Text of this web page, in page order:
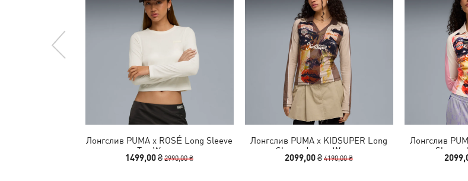
Лонгслив PUMA x ROSÉ Long Sleeve
Tee Women
1499,00 ₴2990,00 ₴
Лонгслив PUMA x KIDSUPER Long
Sleeve Jersey Women
2099,00 ₴4190,00 ₴
Лонгслив
Sleeve